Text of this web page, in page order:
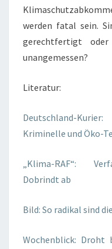
werden fatal sein.
gerechtfertigt
unangemessen?
Literatur:
Deutschland-
Kriminelle und Öko-
„Klima-RAF“:
Dobrindt ab
Bild: So radikal sind
Wochenblick: Droht